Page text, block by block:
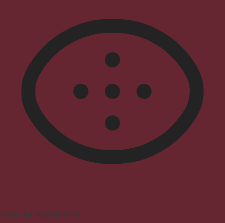
Modus für Sehbehinderte